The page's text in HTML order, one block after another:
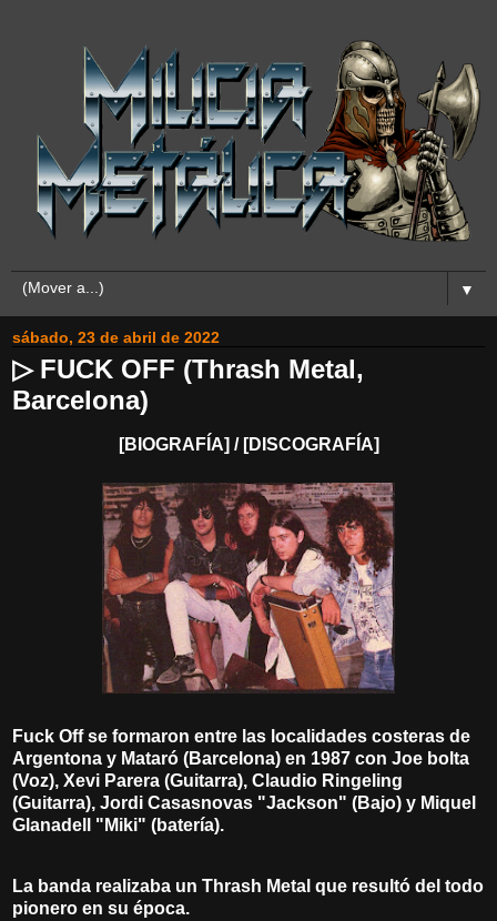
▼
sábado, 23 de abril de 2022
▷ FUCK OFF (Thrash Metal,
Barcelona)
[BIOGRAFÍA] / [DISCOGRAFÍA]
Fuck Off se formaron entre las localidades costeras de
Argentona y Mataró (Barcelona) en 1987 con Joe bolta
(Voz), Xevi Parera (Guitarra), Claudio Ringeling
(Guitarra), Jordi Casasnovas "Jackson" (Bajo) y Miquel
Glanadell "Miki" (batería).
La banda realizaba un Thrash Metal que resultó del todo
pionero en su época.